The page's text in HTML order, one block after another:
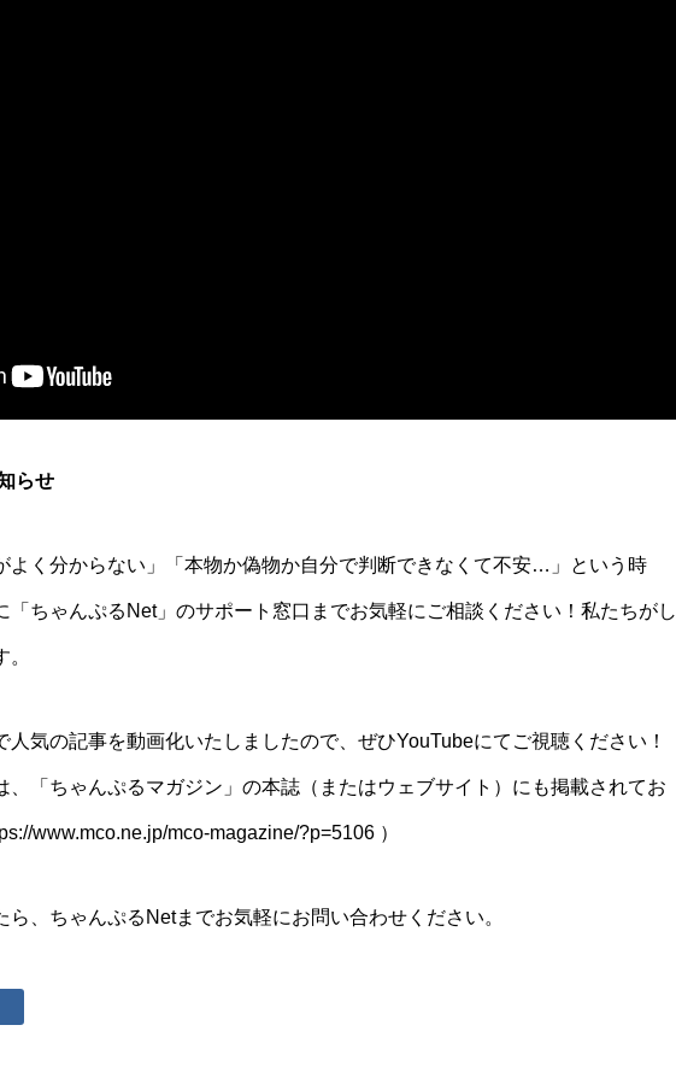
らせ
よく分からない」「本物か偽物か自分で判断できなくて不安…」という時
「ちゃんぷるNet」のサポート窓口までお気軽にご相談ください！私たちがし
人気の記事を動画化いたしましたので、ぜひYouTubeにてご視聴ください！
、「ちゃんぷるマガジン」の本誌（またはウェブサイト）にも掲載されてお
www.mco.ne.jp/mco-magazine/?p=5106 ）
ら、ちゃんぷるNetまでお気軽にお問い合わせください。